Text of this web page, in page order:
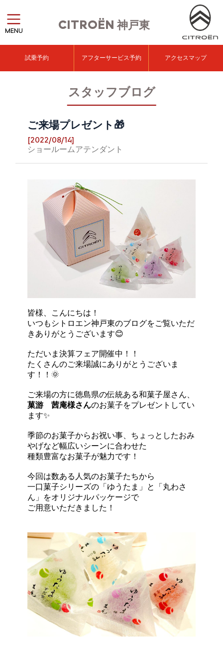
CITROËN神戸東
MENU
試乗予約 アフターサービス予約 アクセスマップ
スタッフブログ
ご来場プレゼント🎁
[2022/08/14]
ショールームアテンダント
皆様、こんにちは！
いつもシトロエン神戸東のブログをご覧いただ
きありがとうございます😊
ただいま決算フェア開催中！！
たくさんのご来場誠にありがとうございま
す！！🌞
ご来場の方に徳島県の伝統ある和菓子屋さん、
菓游 茜庵様さんのお菓子をプレゼントしてい
ます✨
季節のお菓子からお祝い事、ちょっとしたおみ
やげなど幅広いシーンに合わせた
種類豊富なお菓子が魅力です！
今回は数ある人気のお菓子たちから
一口菓子シリーズの「ゆうたま」と「丸わさ
ん」をオリジナルパッケージで
ご用意いただきました！